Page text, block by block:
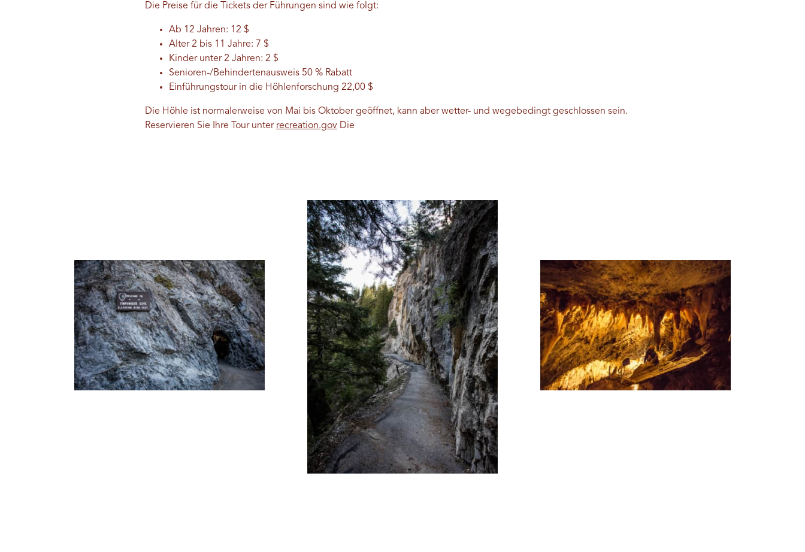
Die Preise für die Tickets der Führungen sind wie folgt:
Ab 12 Jahren: 12 $
Alter 2 bis 11 Jahre: 7 $
Kinder unter 2 Jahren: 2 $
Senioren-/Behindertenausweis 50 % Rabatt
Einführungstour in die Höhlenforschung 22,00 $
Die Höhle ist normalerweise von Mai bis Oktober geöffnet, kann aber wetter- und wegebedingt geschlossen sein.
Reservieren Sie Ihre Tour unter recreation.govDie